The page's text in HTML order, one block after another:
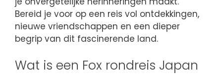
Bereid je voor op een reis vol ontdekkingen,
nieuwe vriendschappen en een dieper
begrip van dit fascinerende land.
Wat is een Fox rondreis Japan